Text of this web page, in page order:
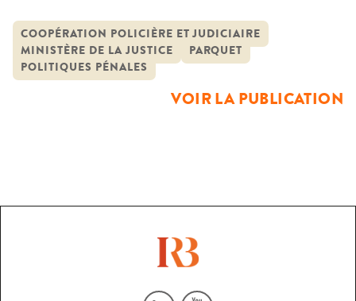
pénales. Elle s’appuie sur l’hypothèse selon laquelle on
assisterait à une remise en cause a priori de plus en plus
importante du monopole de l’échelon central dans la
COOPÉRATION POLICIÈRE ET JUDICIAIRE
MINISTÈRE DE LA JUSTICE
PARQUET
POLITIQUES PÉNALES
VOIR LA PUBLICATION